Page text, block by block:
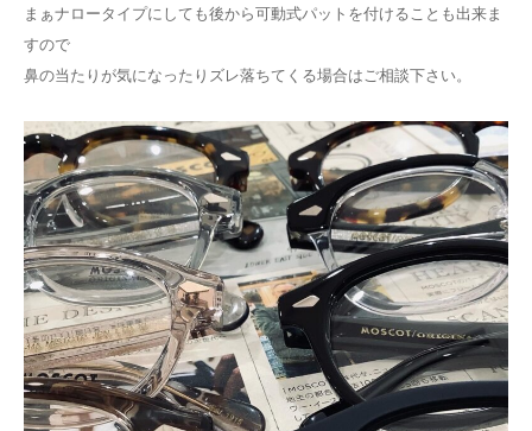
まぁナロータイプにしても後から可動式パットを付けることも出来ま
すので
鼻の当たりが気になったりズレ落ちてくる場合はご相談下さい。